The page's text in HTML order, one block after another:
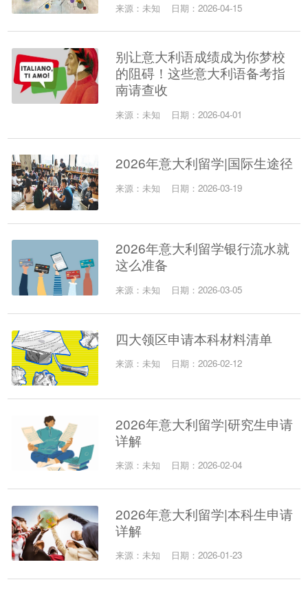
来源：未知 日期：2026-04-15
别让意大利语成绩成为你梦校
的阻碍！这些意大利语备考指
南请查收
来源：未知 日期：2026-04-01
2026年意大利留学|国际生途径
来源：未知 日期：2026-03-19
2026年意大利留学银行流水就
这么准备
来源：未知 日期：2026-03-05
四大领区申请本科材料清单
来源：未知 日期：2026-02-12
2026年意大利留学|研究生申请
详解
来源：未知 日期：2026-02-04
2026年意大利留学|本科生申请
详解
来源：未知 日期：2026-01-23